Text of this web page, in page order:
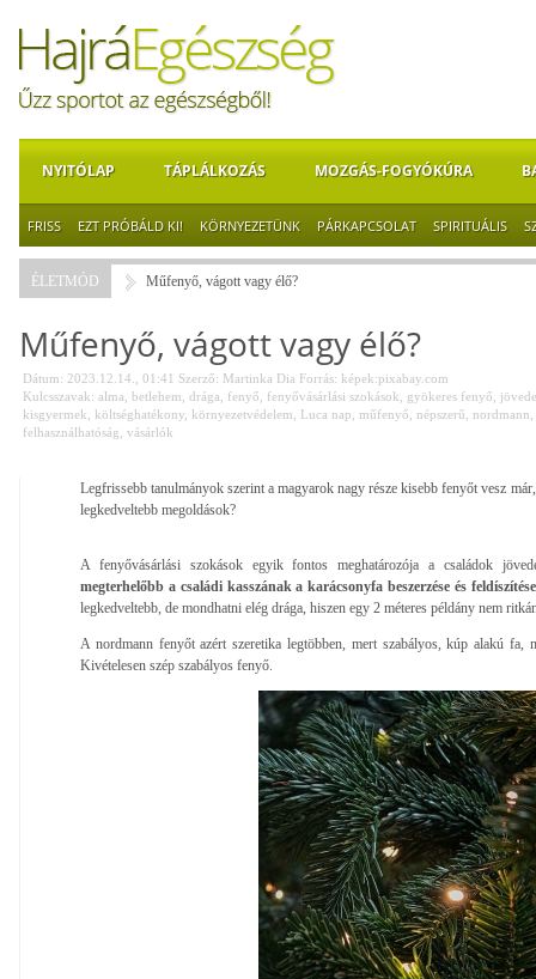
NYITÓLAP TÁPLÁLKOZÁS MOZGÁS-FOGYÓKÚRA
FRISS EZT PRÓBÁLD KI! KÖRNYEZETÜNK PÁRKAPCSOLAT SPIRITUÁLIS
ÉLETMÓD Műfenyő, vágott vagy élő?
Műfenyő, vágott vagy élő?
Dátum: 2023.12.14., 01:41 Szerző: Martinka Dia Forrás: képek:pixabay.com
Kulcsszavak: alma betlehem drága fenyő fenyővásárlási szokások gyökeres fenyő
kisgyermek
költséghatékony környezetvédelem Luca nap műfenyő népszerű nordmann
felhasználhatóság vásárlók
Legfrissebb tanulmányok szerint a magyarok nagy része kisebb fenyőt vesz
legkedveltebb megoldások?
A fenyővásárlási szokások egyik fontos meghatározója a családok
megterhelőbb a családi kasszának a karácsonyfa beszerzése és feldíszítése
legkedveltebb, de mondhatni elég drága, hiszen egy 2 méteres példány nem
A nordmann fenyőt azért szeretika legtöbben, mert szabályos, kúp alakú fa,
Kivételesen szép szabályos fenyő.